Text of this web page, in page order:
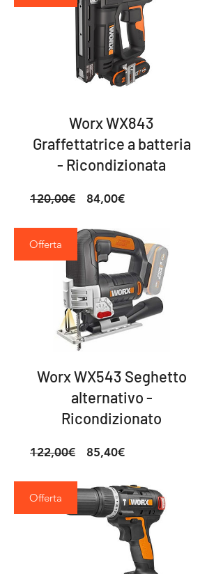
Worx WX843
Graffettatrice a batteria
- Ricondizionata
120,00€
Prezzo
84,00€Prezzo
Offerta
Worx WX543 Seghetto
alternativo -
Ricondizionato
122,00€
Prezzo
85,40€Prezzo
Offerta